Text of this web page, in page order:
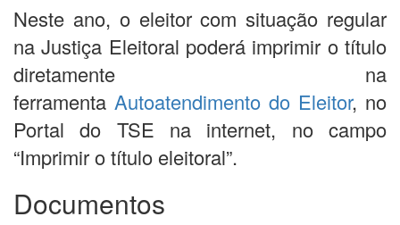
Neste ano, o eleitor com situação regular
na Justiça Eleitoral poderá imprimir o título
diretamente na
ferramenta Autoatendimento do Eleitor, no
Portal do TSE na internet, no campo
“Imprimir o título eleitoral”.
Documentos